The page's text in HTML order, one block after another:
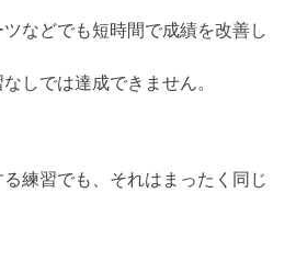
などでも短時間で成績を改善し
しでは達成できません。
練習でも、それはまったく同じ